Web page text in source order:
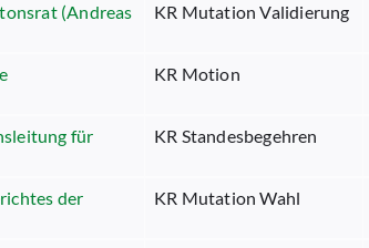
(Andreas
KR Mutation Validierung
KR Motion
für
KR Standesbegehren
der
KR Mutation Wahl